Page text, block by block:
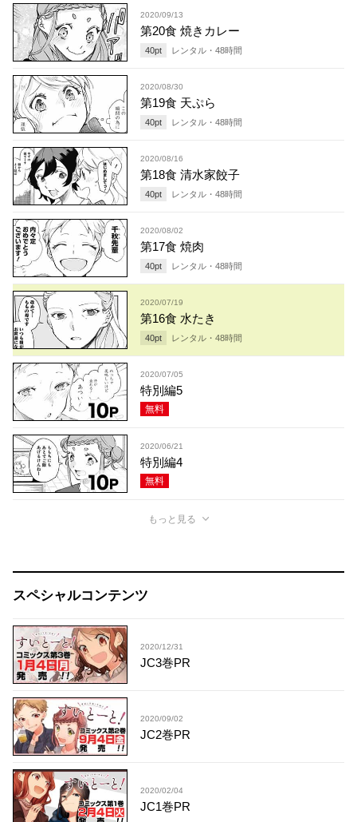
2020/09/13
第20食 焼きカレー
40pt レンタル・ 48時間
2020/08/30
第19食 天ぷら
40pt レンタル・ 48時間
2020/08/16
第18食 清水家餃子
40pt レンタル・ 48時間
2020/08/02
第17食 焼肉
40pt レンタル・ 48時間
2020/07/19
第16食 水たき
40pt レンタル・ 48時間
2020/07/05
特別編5
無料
2020/06/21
特別編4
無料
もっと見る
スペシャルコンテンツ
2020/12/31
JC3巻PR
2020/09/02
JC2巻PR
2020/02/04
JC1巻PR